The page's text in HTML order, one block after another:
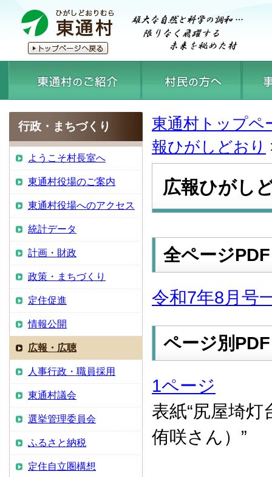
東通村トップペ
報ひがしどおり
広報ひがし
全ページPDF
令和7年8月号
ページ別PDF
1ページ
表紙“尻屋埼
侑咲さん）”
行政・まちづくり
ようこそ村長室へ
東通村役場のご案内
東通村役場へのアクセス
統計データ
計画・財政
政策・まちづくり
定住促進
情報公開
広報・広聴
人事行政・職員採用
東通村議会
選挙管理委員会
ふるさと納税
定住自立圏構想